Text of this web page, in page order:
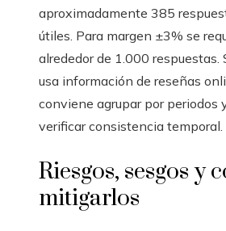
aproximadamente 385
útiles. Para margen ±3% se
alrededor de 1.000 respuestas.
usa información de reseñas
conviene agrupar por periodos
verificar consistencia temporal.
Riesgos, sesgos y
mitigarlos